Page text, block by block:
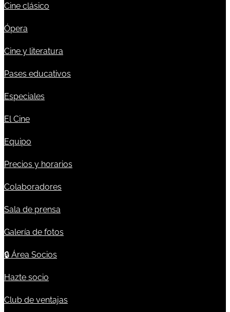
Cine clásico
Ópera
Cine y literatura
Pases educativos
Especiales
El Cine
Equipo
Precios y horarios
Colaboradores
Sala de prensa
Galería de fotos
🔒 Área Socios
Hazte socio
Club de ventajas